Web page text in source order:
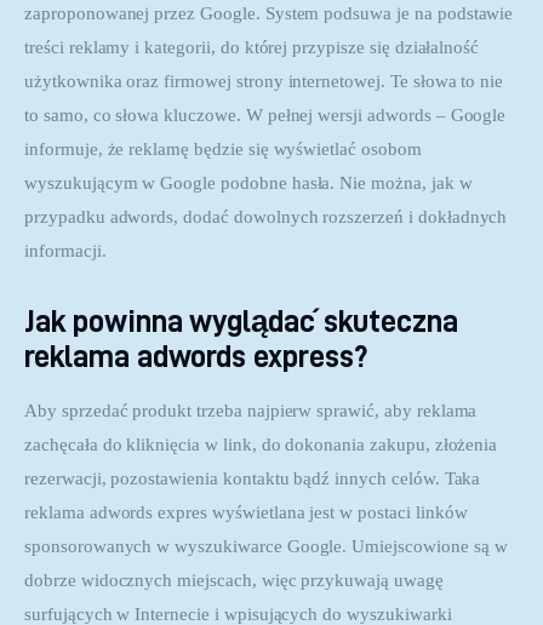
zaproponowanej przez Google. System podsuwa je na podstawie
treści reklamy i kategorii, do której przypisze się działalność
użytkownika oraz firmowej strony internetowej. Te słowa to nie
to samo, co słowa kluczowe. W pełnej wersji adwords – Google
informuje, że reklamę będzie się wyświetlać osobom
wyszukującym w Google podobne hasła. Nie można, jak w
przypadku adwords, dodać dowolnych rozszerzeń i dokładnych
informacji.
Jak powinna wyglądać skuteczna
reklama adwords express?
Aby sprzedać produkt trzeba najpierw sprawić, aby reklama
zachęcała do kliknięcia w link, do dokonania zakupu, złożenia
rezerwacji, pozostawienia kontaktu bądź innych celów. Taka
reklama adwords expres wyświetlana jest w postaci linków
sponsorowanych w wyszukiwarce Google. Umiejscowione są w
dobrze widocznych miejscach, więc przykuwają uwagę
surfujących w Internecie i wpisujących do wyszukiwarki